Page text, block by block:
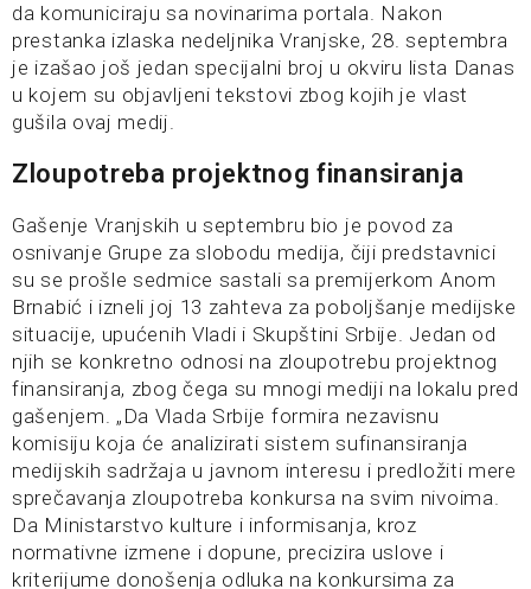
da komuniciraju sa novinarima portala. Nakon
prestanka izlaska nedeljnika Vranjske, 28. septembra
je izašao još jedan specijalni broj u okviru lista Danas
u kojem su objavljeni tekstovi zbog kojih je vlast
gušila ovaj medij.
Zloupotreba projektnog finansiranja
Gašenje Vranjskih u septembru bio je povod za
osnivanje Grupe za slobodu medija, čiji predstavnici
su se prošle sedmice sastali sa premijerkom Anom
Brnabić i izneli joj 13 zahteva za poboljšanje medijske
situacije, upućenih Vladi i Skupštini Srbije. Jedan od
njih se konkretno odnosi na zloupotrebu projektnog
finansiranja, zbog čega su mnogi mediji na lokalu pred
gašenjem. „Da Vlada Srbije formira nezavisnu
komisiju koja će analizirati sistem sufinansiranja
medijskih sadržaja u javnom interesu i predložiti mere
sprečavanja zloupotreba konkursa na svim nivoima.
Da Ministarstvo kulture i informisanja, kroz
normativne izmene i dopune, precizira uslove i
kriterijume donošenja odluka na konkursima za